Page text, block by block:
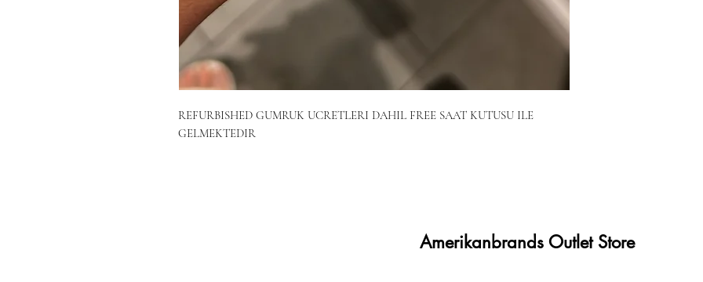
REFURBISHED GUMRUK UCRETLERI DAHIL FREE SAAT KUTUSU ILE
GELMEKTEDIR
Amerikanbrands Outlet Store